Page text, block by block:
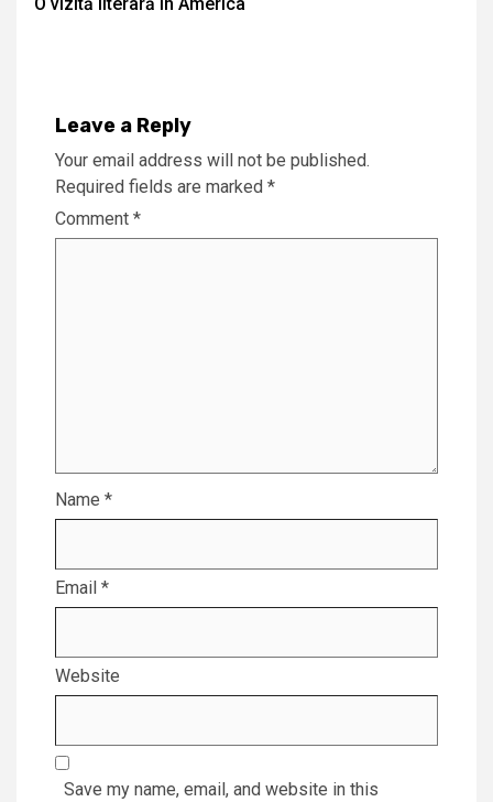
Reading
O vizită literară în America
Leave a Reply
Your email address will not be published.
Required fields are marked *
Comment *
Name *
Email *
Website
Save my name, email, and website in this